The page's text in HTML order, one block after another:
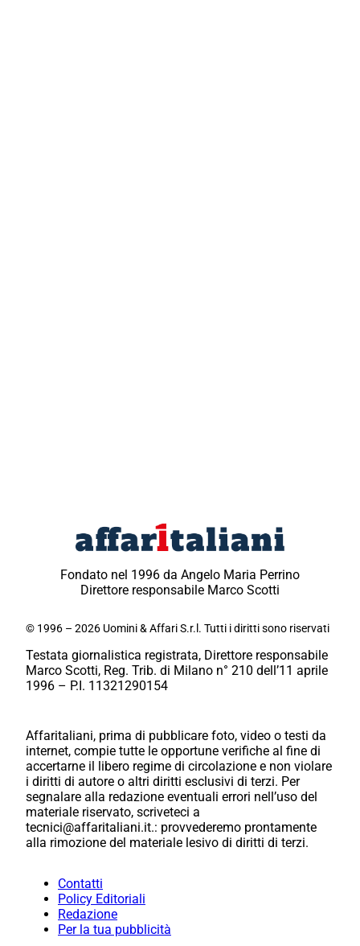
Fondato nel 1996 da Angelo Maria Perrino
Direttore responsabile Marco Scotti
© 1996 – 2026 Uomini & Affari S.r.l. Tutti i diritti sono riservati
Testata giornalistica registrata, Direttore responsabile
Marco Scotti, Reg. Trib. di Milano n° 210 dell’11 aprile
1996 – P.I. 11321290154
Affaritaliani, prima di pubblicare foto, video o testi da
internet, compie tutte le opportune verifiche al fine di
accertarne il libero regime di circolazione e non violare
i diritti di autore o altri diritti esclusivi di terzi. Per
segnalare alla redazione eventuali errori nell’uso del
materiale riservato, scriveteci a
tecnici@affaritaliani.it.: provvederemo prontamente
alla rimozione del materiale lesivo di diritti di terzi.
Contatti
Policy Editoriali
Redazione
Per la tua pubblicità